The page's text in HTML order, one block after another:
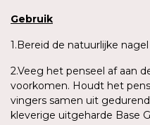
Gebruik
1.Bereid de natuurlijke
2.Veeg het penseel af aan
voorkomen. Houdt het
vingers samen uit
kleverige uitgeharde Base